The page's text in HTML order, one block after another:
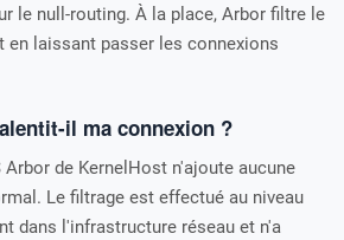
le null-routing. À la place, Arbor filtre le
en laissant passer les connexions
il ma connexion ?
Arbor de KernelHost n'ajoute aucune
Le filtrage est effectué au niveau
dans l'infrastructure réseau et n'a